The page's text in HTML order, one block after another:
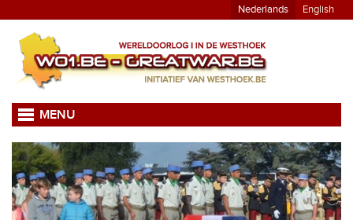
Nederlands English
MENU